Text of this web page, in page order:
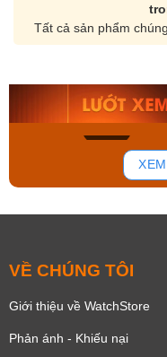
Tất cả sản phẩm
Orient Nam RA-
Mua ngay
VỀ CHÚNG TÔI
Giới thiệu về WatchStore
Phản ánh - Khiếu nại